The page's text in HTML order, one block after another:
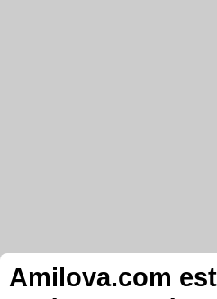
Amilova.com